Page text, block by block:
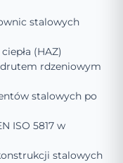
stalowych
(HAZ)
rdzeniowym
stalowych po
ISO 5817 w
stalowych